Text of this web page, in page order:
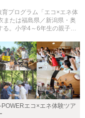
プログラム「エコ×エネ体
または福島県／新潟県・奥
る。小学4～6年生の親子ペ
POWERエコ×エネ体験ツア